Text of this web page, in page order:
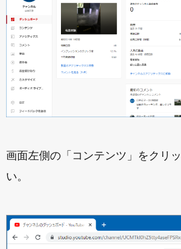
画面左側の「コンテンツ」をクリ
い。